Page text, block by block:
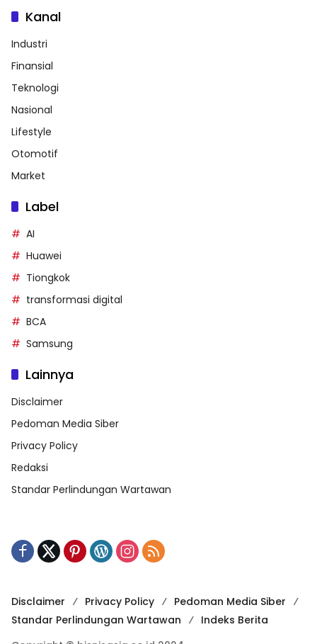
Kanal
Industri
Finansial
Teknologi
Nasional
Lifestyle
Otomotif
Market
Label
AI
Huawei
Tiongkok
transformasi digital
BCA
Samsung
Lainnya
Disclaimer
Pedoman Media Siber
Privacy Policy
Redaksi
Standar Perlindungan Wartawan
Disclaimer Privacy Policy
Pedoman Media Siber
Standar Perlindungan Wartawan
Indeks Berita